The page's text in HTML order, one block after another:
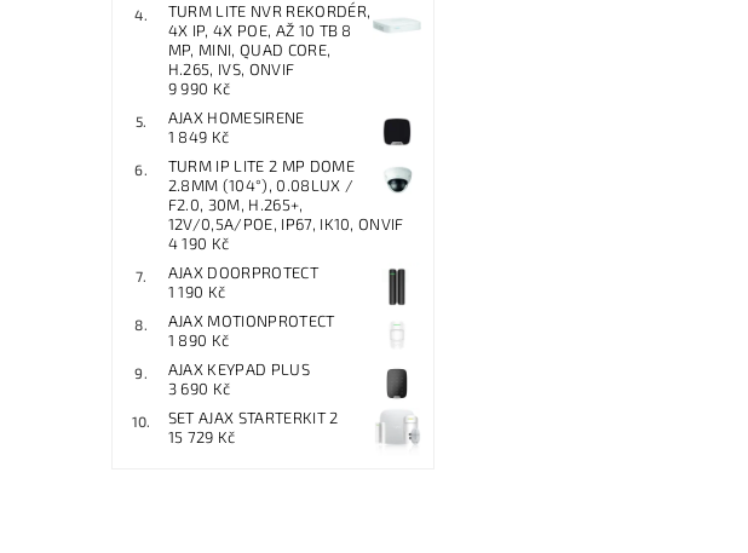
TURM LITE NVR REKORDÉR,
4X IP, 4X POE, AŽ 10 TB 8
MP, MINI, QUAD CORE,
H.265, IVS, ONVIF
9 990 Kč
AJAX HOMESIRENE
1 849 Kč
TURM IP LITE 2 MP DOME
2.8MM (104°), 0.08LUX /
F2.0, 30M, H.265+,
12V/0,5A/POE, IP67, IK10, ONVIF
4 190 Kč
AJAX DOORPROTECT
1 190 Kč
AJAX MOTIONPROTECT
1 890 Kč
AJAX KEYPAD PLUS
3 690 Kč
SET AJAX STARTERKIT 2
15 729 Kč